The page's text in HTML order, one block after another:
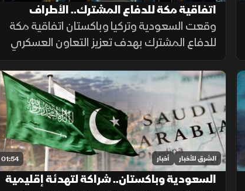
اتفاقية مكة للدفاع المشترك.. الأطراف
والأهداف
وقعت السعودية وتركيا وباكستان اتفاقية مكة
للدفاع المشترك بهدف تعزيز التعاون العسكري
والتنسيق الأمني وتطوير القدرات الدفاعية، بما
يدعم الاستقرار الإقليمي ويرفع مستوى
الجاهزية المشتركة.
01:54 الشرق للأخبار أخبار
السعودية وباكستان.. شراكة لتهدئة إقليمية